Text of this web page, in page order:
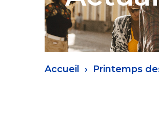
Fil
Accueil Printemps